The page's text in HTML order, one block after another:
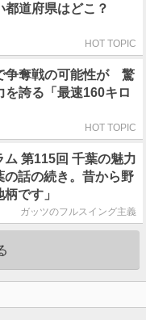
都道府県はどこ？
HOT TOPIC
争奪戦の可能性が 驚
を誇る「最速160キロ
HOT TOPIC
ム 第115回 千葉の魅力
の話の続き。昔から野
です」
ガッツのフルスイング主義